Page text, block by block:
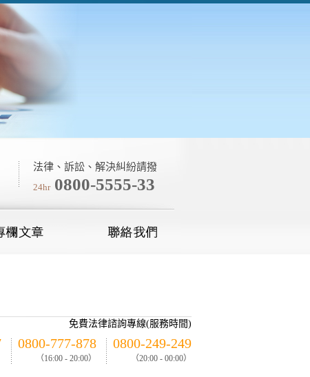
法律、訴訟、解決糾紛請撥
24hr 0800-5555-33
免費法律諮詢專線(服務時間)
0800-777-878
（16:00 - 20:00）
0800-249-249
（20:00 - 00:00）